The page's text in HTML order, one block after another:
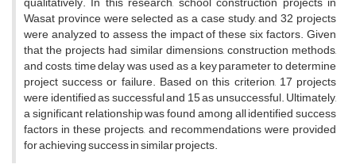
Wasat province were selected as a case study, and 32 projects
were analyzed to assess the impact of these six factors. Given
that the projects had similar dimensions, construction methods,
and costs, time delay was used as a key parameter to determine
project success or failure. Based on this criterion, 17 projects
were identified as successful and 15 as unsuccessful. Ultimately,
a significant relationship was found among all identified success
factors in these projects, and recommendations were provided
for achieving success in similar projects.